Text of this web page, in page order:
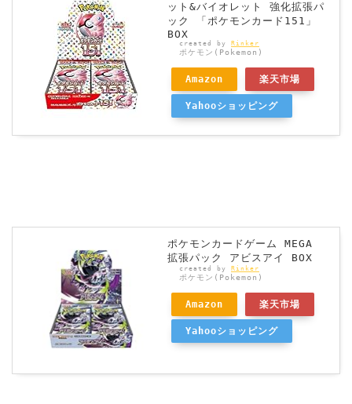
ット&バイオレット 強化拡張パ
ック 「ポケモンカード151」
BOX
created by Rinker
ポケモン(Pokemon)
Amazon 楽天市場
Yahooショッピング
ポケモンカードゲーム MEGA
拡張パック アビスアイ BOX
created by Rinker
ポケモン(Pokemon)
Amazon 楽天市場
Yahooショッピング